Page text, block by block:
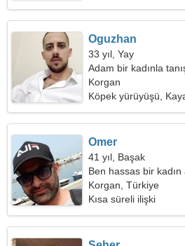
Oguzhan
33 yıl, Yay
Adam bir kadınla
Korgan
Köpek yürüyüşü,
Omer
41 yıl, Başak
Ben hassas bir
uzmanıyım
Korgan, Türkiye
Kısa süreli ilişki